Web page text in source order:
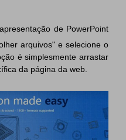
de PowerPoint
arquivos" e selecione o
é simplesmente arrastar
da página da web.